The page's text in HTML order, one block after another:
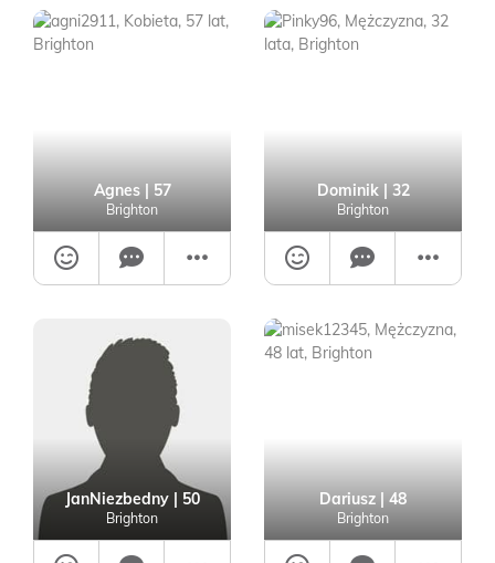
Agnes| 57
Brighton
Dominik| 32
Brighton
JanNiezbedny| 50
Brighton
Dariusz | 48
Brighton